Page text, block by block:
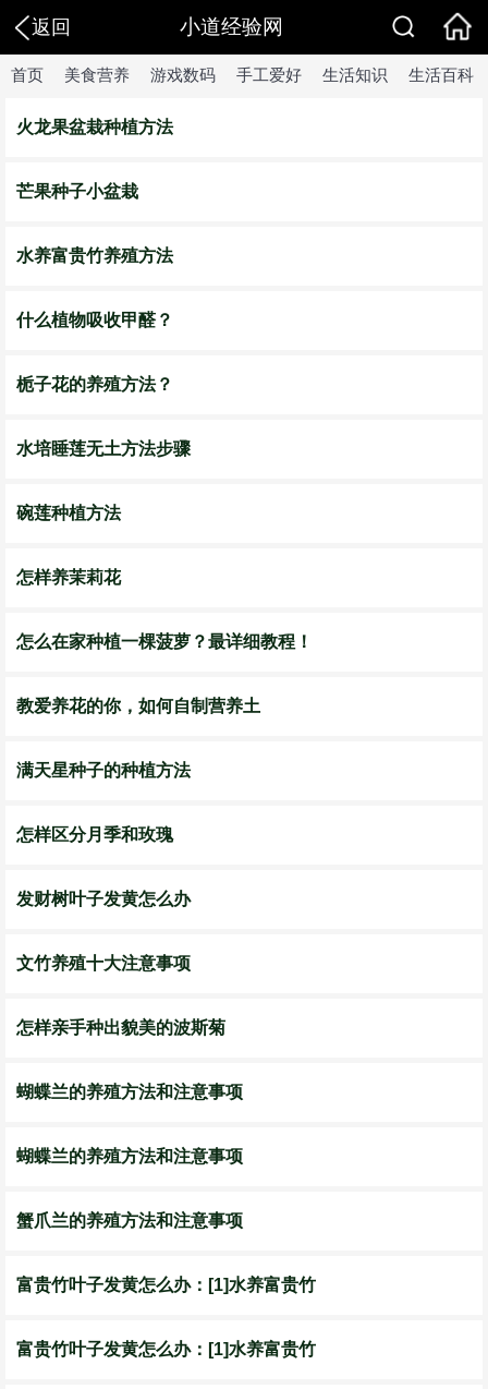
返回 小道经验网
首页 美食营养 游戏数码 手工爱好 生活知识 生活百科
火龙果盆栽种植方法
芒果种子小盆栽
水养富贵竹养殖方法
什么植物吸收甲醛？
栀子花的养殖方法？
水培睡莲无土方法步骤
碗莲种植方法
怎样养茉莉花
怎么在家种植一棵菠萝？最详细教程！
教爱养花的你，如何自制营养土
满天星种子的种植方法
怎样区分月季和玫瑰
发财树叶子发黄怎么办
文竹养殖十大注意事项
怎样亲手种出貌美的波斯菊
蝴蝶兰的养殖方法和注意事项
蝴蝶兰的养殖方法和注意事项
蟹爪兰的养殖方法和注意事项
富贵竹叶子发黄怎么办：[1]水养富贵竹
富贵竹叶子发黄怎么办：[1]水养富贵竹